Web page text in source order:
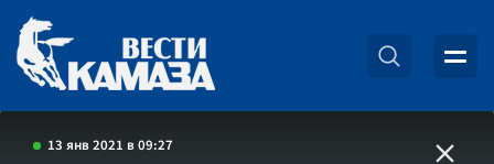
13 янв 2021 в 09:27